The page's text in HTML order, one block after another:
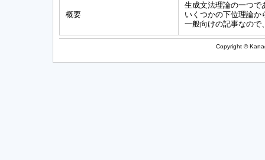
概要
生成文法理論の一つで
いくつかの下位理論か
一般向けの記事なので
Copyright ©